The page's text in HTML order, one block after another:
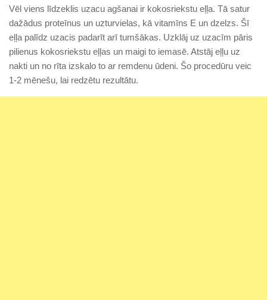
Vēl viens līdzeklis uzacu agšanai ir kokosriekstu eļļa. Tā satur
dažādus proteīnus un uzturvielas, kā vitamīns E un dzelzs. Šī
eļļa palīdz uzacis padarīt arī tumšākas. Uzklāj uz uzacīm pāris
pilienus kokosriekstu eļļas un maigi to iemasē. Atstāj eļļu uz
nakti un no rīta izskalo to ar remdenu ūdeni. Šo procedūru veic
1-2 mēnešu, lai redzētu rezultātu.